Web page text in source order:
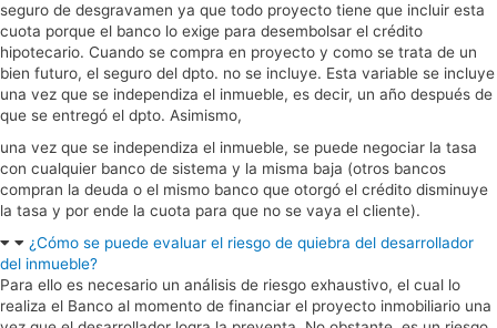
seguro de desgravamen ya que todo proyecto tiene que incluir esta
cuota porque el banco lo exige para desembolsar el crédito
hipotecario. Cuando se compra en proyecto y como se trata de un
bien futuro, el seguro del dpto. no se incluye. Esta variable se incluye
una vez que se independiza el inmueble, es decir, un año después de
que se entregó el dpto. Asimismo,
una vez que se independiza el inmueble, se puede negociar la tasa
con cualquier banco de sistema y la misma baja (otros bancos
compran la deuda o el mismo banco que otorgó el crédito disminuye
la tasa y por ende la cuota para que no se vaya el cliente).
¿Cómo se puede evaluar el riesgo de quiebra del desarrollador
del inmueble?
Para ello es necesario un análisis de riesgo exhaustivo, el cual lo
realiza el Banco al momento de financiar el proyecto inmobiliario una